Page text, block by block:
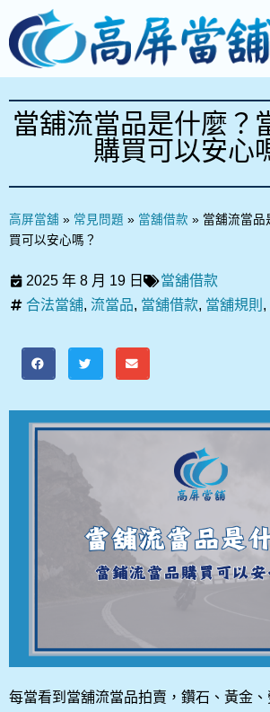
當舖流當品是什麼？
購買可以安心
高屏當舖 » 常見問題 » 當舖借款 » 當舖流當品
買可以安心嗎？
2025 年 8 月 19 日
當舖借款
合法當舖, 流當品, 當舖借款, 當舖規則 ,
每當看到當舖流當品拍賣，鑽石、黃金